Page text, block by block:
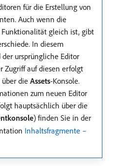
für die Erstellung von
Auch wenn die
gleich ist, gibt
In diesem
ursprüngliche Editor
Zugriff auf diesen erfolgt
die Assets-Konsole.
zum neuen Editor
hauptsächlich über die
) finden Sie in der
Inhaltsfragmente –